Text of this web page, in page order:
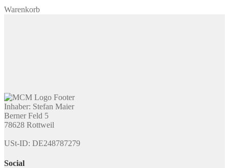
Warenkorb
Inhaber: Stefan Maier
Berner Feld 5
78628 Rottweil
USt-ID: DE248787279
Social